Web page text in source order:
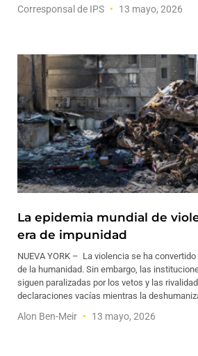
Corresponsal de IPS 13 mayo, 2026
La epidemia mundial de
era de impunidad
NUEVA YORK – La violencia se ha
de la humanidad. Sin embargo, las
siguen paralizadas por los vetos y las
declaraciones vacías mientras la
Alon Ben-Meir 13 mayo, 2026